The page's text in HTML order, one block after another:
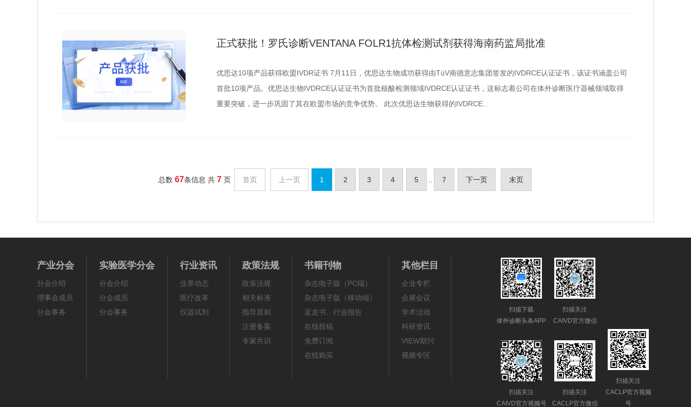
正式获批！罗氏诊断VENTANA FOLR1抗体检测试剂获得海南药监局批准
优思达10项产品获得欧盟IVDR证书 7月11日，优思达生物成功获得由TüV南德意志集团签发的IVDRCE认证证书，该证书涵盖公司
首批10项产品。优思达生物IVDRCE认证证书为首批核酸检测领域IVDRCE认证证书，这标志着公司在体外诊断医疗器械领域取得
重要突破，进一步巩固了其在欧盟市场的竞争优势。 此次优思达生物获得的IVDRCE..
总数 67条信息 共 7页 首页 上一页 1 2 3 4 5 .. 7 下一页 末页
产业分会
分会介绍
理事会成员
分会事务
实验医学分会
分会介绍
分会成员
分会事务
行业资讯
业界动态
医疗改革
仪器试剂
政策法规
政策法规
相关标准
指导原则
注册备案
专家共识
书籍刊物
杂志电子版（PC端）
杂志电子版（移动端）
蓝皮书、行业报告
在线投稿
免费订阅
在线购买
其他栏目
企业专栏
会展会议
学术活动
科研资讯
VIEW期刊
视频专区
扫描下载
体外诊断头条APP
扫描关注
CAIVD官方微信
扫描关注
CAIVD官方视频号
扫描关注
CACLP官方微信
扫描关注
CACLP官方视频
号